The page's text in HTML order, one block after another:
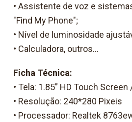
• Assistente de voz e
"Find My Phone";
• Nível de luminosidade
• Calculadora, outros...
Ficha Técnica:
• Tela: 1.85” HD Touch
• Resolução: 240*280 Pixeis
• Processador: Realtek